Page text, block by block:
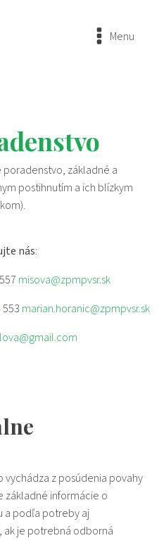
Menu
základné a
postihnutím a ich blízkym
nás:
misova@zpmpvsr.sk
553 marian.horanic@zpmpvsr.sk
z posúdenia povahy
informácie o
a podľa potreby aj
ak je potrebná odborná